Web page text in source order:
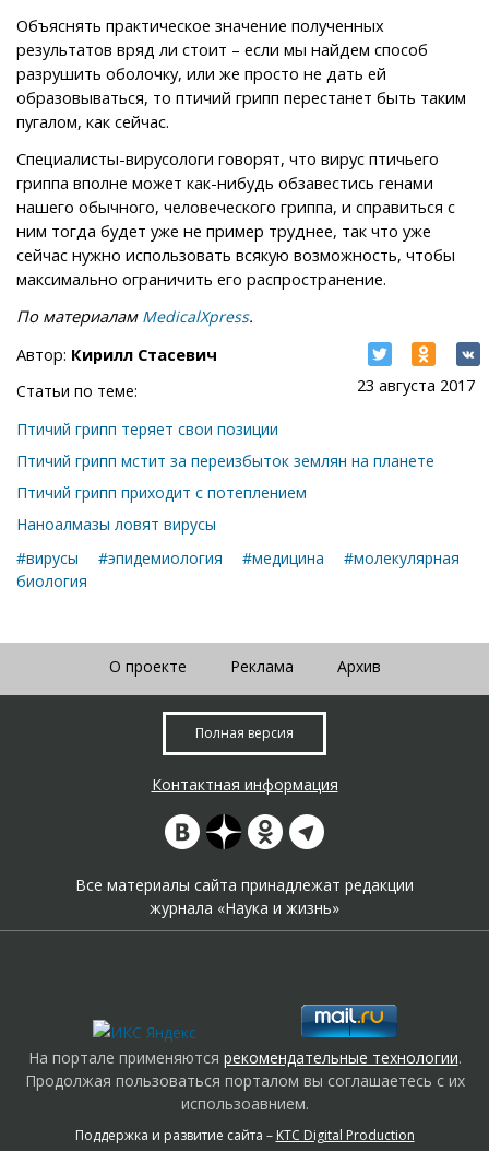
Объяснять практическое значение полученных
результатов вряд ли стоит – если мы найдем способ
разрушить оболочку, или же просто не дать ей
образовываться, то птичий грипп перестанет быть таким
пугалом, как сейчас.
Специалисты-вирусологи говорят, что вирус птичьего
гриппа вполне может как-нибудь обзавестись генами
нашего обычного, человеческого гриппа, и справиться с
ним тогда будет уже не пример труднее, так что уже
сейчас нужно использовать всякую возможность, чтобы
максимально ограничить его распространение.
По материалам MedicalXpress.
23 августа 2017
Автор: Кирилл Стасевич
Статьи по теме:
Птичий грипп теряет свои позиции
Птичий грипп мстит за переизбыток землян на планете
Птичий грипп приходит с потеплением
Наноалмазы ловят вирусы
#вирусы
#эпидемиология #медицина
#молекулярная
биология
О проекте Реклама Архив
Полная версия
Контактная информация
Все материалы сайта принадлежат редакции
журнала «Наука и жизнь»
На портале применяются рекомендательные технологии.
Продолжая пользоваться порталом вы соглашаетесь с их
использоавнием.
Поддержка и развитие сайта – KTC Digital Production